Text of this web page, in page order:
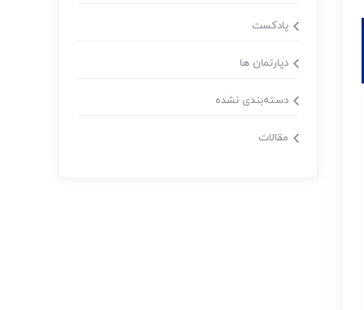
پادکست
دپارتمان ها
دسته‌بندی نشده
مقالات